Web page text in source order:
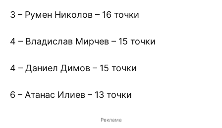
3 – Румен Николов – 16 точки
4 – Владислав Мирчев – 15 точки
4 – Даниел Димов – 15 точки
6 – Атанас Илиев – 13 точки
Реклама